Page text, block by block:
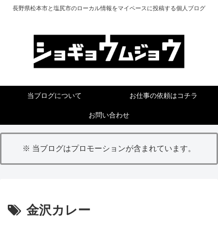
長野県松本市と塩尻市のローカル情報をマイペースに投稿する個人ブログ
当ブログについて お仕事の依頼はコチラ
お問い合わせ
※ 当ブログはプロモーションが含まれています。
金沢カレー